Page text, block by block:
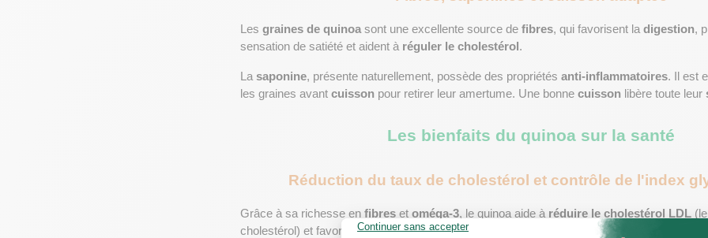
Les graines de quinoa sont une excellente source de fibres, qui favorisent la digestion,
sensation de satiété et aident à réguler le cholestérol .
La saponine, présente naturellement, possède des propriétés anti-inflammatoires. Il est
les graines avant cuisson pour retirer leur amertume. Une bonne cuisson libère toute leur
Les bienfaits du quinoa sur la santé
Réduction du taux de cholestérol et contrôle de l'index
Grâce à sa richesse en fibres et oméga-3, le quinoa aide à réduire le cholestérol LDL
cholestérol) et favorise une bonne santé cardiovasculaire